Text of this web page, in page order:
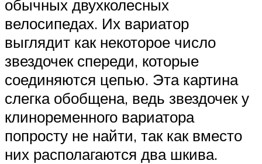
обычных двухколесных
велосипедах. Их вариатор
выглядит как некоторое число
звездочек спереди, которые
соединяются цепью. Эта картина
слегка обобщена, ведь звездочек у
клиноременного вариатора
попросту не найти, так как вместо
них располагаются два шкива.